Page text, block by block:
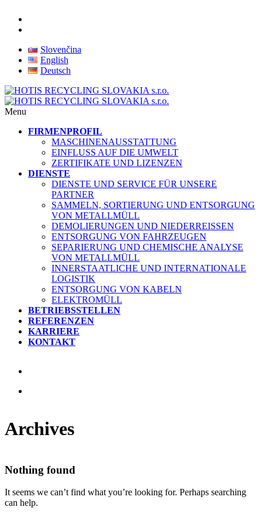
Slovenčina
English
Deutsch
Menu
FIRMENPROFIL
MASCHINENAUSSTATTUNG
EINFLUSS AUF DIE UMWELT
ZERTIFIKATE UND LIZENZEN
DIENSTE
DIENSTE UND SERVICE FÜR UNSERE
PARTNER
SAMMELN, SORTIERUNG UND ENTSORGUNG
VON METALLMÜLL
DEMOLIERUNGEN UND NIEDERREISSEN
ENTSORGUNG VON FAHRZEUGEN
SEPARIERUNG UND CHEMISCHE ANALYSE
VON METALLMÜLL
INNERSTAATLICHE UND INTERNATIONALE
LOGISTIK
ENTSORGUNG VON KABELN
ELEKTROMÜLL
BETRIEBSSTELLEN
REFERENZEN
KARRIERE
KONTAKT
Archives
Nothing found
It seems we can’t find what you’re looking for. Perhaps searching
can help.